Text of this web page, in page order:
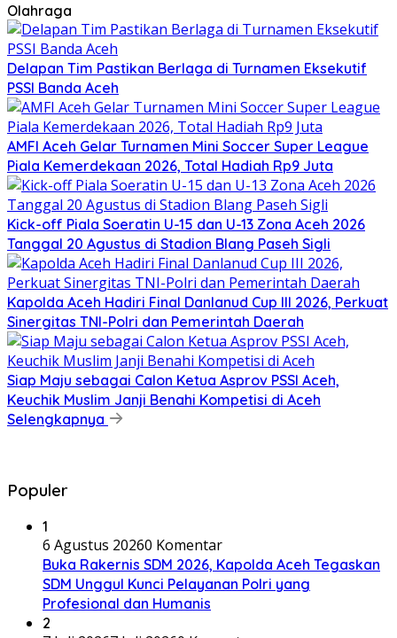
Olahraga
Delapan Tim Pastikan Berlaga di Turnamen Eksekutif
PSSI Banda Aceh
AMFI Aceh Gelar Turnamen Mini Soccer Super League
Piala Kemerdekaan 2026, Total Hadiah Rp9 Juta
Kick-off Piala Soeratin U-15 dan U-13 Zona Aceh 2026
Tanggal 20 Agustus di Stadion Blang Paseh Sigli
Kapolda Aceh Hadiri Final Danlanud Cup III 2026, Perkuat
Sinergitas TNI-Polri dan Pemerintah Daerah
Siap Maju sebagai Calon Ketua Asprov PSSI Aceh,
Keuchik Muslim Janji Benahi Kompetisi di Aceh
Selengkapnya
Populer
1
6 Agustus 20260 Komentar
Buka Rakernis SDM 2026, Kapolda Aceh Tegaskan
SDM Unggul Kunci Pelayanan Polri yang
Profesional dan Humanis
2